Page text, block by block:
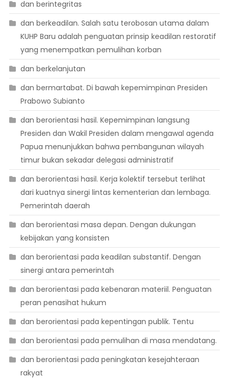
dan berintegritas
dan berkeadilan. Salah satu terobosan utama dalam
KUHP Baru adalah penguatan prinsip keadilan restoratif
yang menempatkan pemulihan korban
dan berkelanjutan
dan bermartabat. Di bawah kepemimpinan Presiden
Prabowo Subianto
dan berorientasi hasil. Kepemimpinan langsung
Presiden dan Wakil Presiden dalam mengawal agenda
Papua menunjukkan bahwa pembangunan wilayah
timur bukan sekadar delegasi administratif
dan berorientasi hasil. Kerja kolektif tersebut terlihat
dari kuatnya sinergi lintas kementerian dan lembaga.
Pemerintah daerah
dan berorientasi masa depan. Dengan dukungan
kebijakan yang konsisten
dan berorientasi pada keadilan substantif. Dengan
sinergi antara pemerintah
dan berorientasi pada kebenaran materiil. Penguatan
peran penasihat hukum
dan berorientasi pada kepentingan publik. Tentu
dan berorientasi pada pemulihan di masa mendatang.
dan berorientasi pada peningkatan kesejahteraan
rakyat